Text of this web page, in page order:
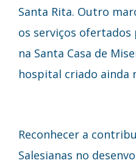
Santa Rita. Outro
os serviços ofertados
na Santa Casa de
hospital criado ainda
Reconhecer a
Salesianas no